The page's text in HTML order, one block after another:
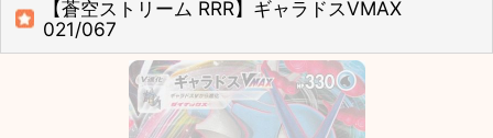
【蒼空ストリーム RRR】ギャラドスVMAX
021/067